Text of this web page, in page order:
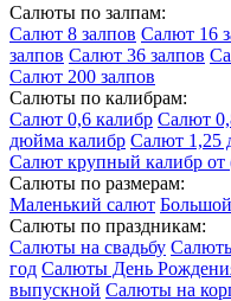
Салюты по залпам:
Салют 8 залпов Салют 16
залпов Салют 36 залпов
Салют 200 залпов
Салюты по калибрам:
Салют 0,6 калибр Салют
дюйма калибр Салют 1,25
Салют крупный калибр
Салюты по размерам:
Маленький салют
Салюты по праздникам:
Салюты на свадьбу
год Салюты День
выпускной Салюты на